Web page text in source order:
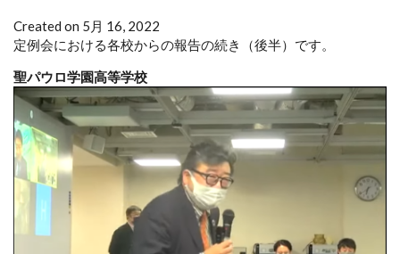
Created on 5月 16, 2022
定例会における各校からの報告の続き（後半）です。
聖パウロ学園高等学校